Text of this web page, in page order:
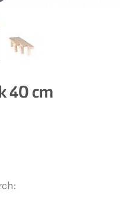
40 cm